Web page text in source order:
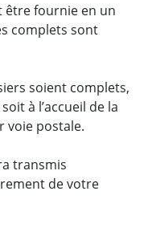
être fournie en un
complets sont
soient complets,
à l’accueil de la
voie postale.
transmis
de votre